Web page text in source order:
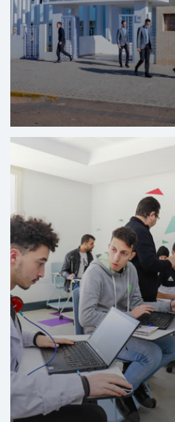
Opleidingscentrum voor
Casablanca